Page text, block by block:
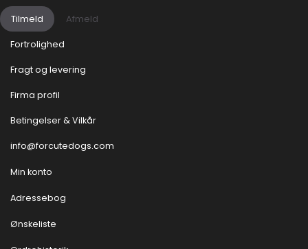
Tilmeld Afmeld
Fortrolighed
Fragt og levering
Firma profil
Betingelser & Vilkår
info@forcutedogs.com
Min konto
Adressebog
Ønskeliste